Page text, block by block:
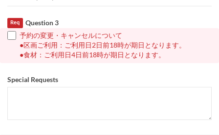
Question 3
Req
予約の変更・キャンセルについて
●区画ご利用：ご利用日2日前18時が期日となります。
●食材：ご利用日4日前18時が期日となります。
Special Requests